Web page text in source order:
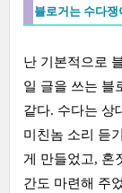
블로거는 수다쟁
난 기본적으로
일 글을 쓰는 블
같다. 수다는 상
미친놈 소리 듣
게 만들었고, 혼
간도 마련해 주